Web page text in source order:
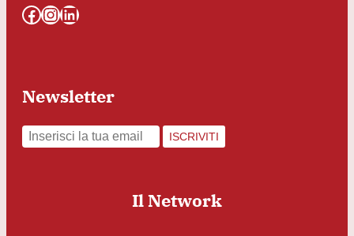
Facebook InstagramLinkedIn
Newsletter
ISCRIVITI
Il Network